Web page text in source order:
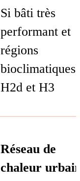
Si bâti très
performant et
régions
bioclimatiques
H2d et H3
Réseau de
chaleur